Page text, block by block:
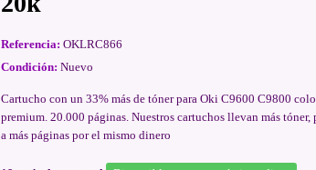
Referencia: OKLRC866
Condición: Nuevo
Cartucho con un 33% más de tóner para Oki C9600 C9800
premium. 20.000 páginas. Nuestros cartuchos llevan más tóner,
a más páginas por el mismo dinero